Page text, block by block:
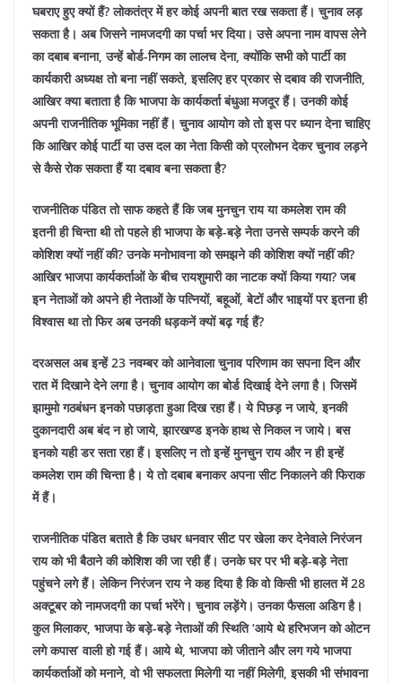
घबराए हुए क्यों हैं? लोकतंत्र में हर कोई अपनी बात रख सकता हैं। चुनाव लड़
सकता है। अब जिसने नामजदगी का पर्चा भर दिया। उसे अपना नाम वापस लेने
का दबाब बनाना, उन्हें बोर्ड-निगम का लालच देना, क्योंकि सभी को पार्टी का
कार्यकारी अध्यक्ष तो बना नहीं सकते, इसलिए हर प्रकार से दबाव की राजनीति,
आखिर क्या बताता है कि भाजपा के कार्यकर्ता बंधुआ मजदूर हैं। उनकी कोई
अपनी राजनीतिक भूमिका नहीं हैं। चुनाव आयोग को तो इस पर ध्यान देना चाहिए
कि आखिर कोई पार्टी या उस दल का नेता किसी को प्रलोभन देकर चुनाव लड़ने
से कैसे रोक सकता हैं या दबाव बना सकता है?
राजनीतिक पंडित तो साफ कहते हैं कि जब मुनचुन राय या कमलेश राम की
इतनी ही चिन्ता थी तो पहले ही भाजपा के बड़े-बड़े नेता उनसे सम्पर्क करने की
कोशिश क्यों नहीं की? उनके मनोभावना को समझने की कोशिश क्यों नहीं की?
आखिर भाजपा कार्यकर्ताओं के बीच रायशुमारी का नाटक क्यों किया गया? जब
इन नेताओं को अपने ही नेताओं के पत्नियों, बहूओं, बेटों और भाइयों पर इतना ही
विश्वास था तो फिर अब उनकी धड़कनें क्यों बढ़ गई हैं?
दरअसल अब इन्हें 23 नवम्बर को आनेवाला चुनाव परिणाम का सपना दिन और
रात में दिखाने देने लगा है। चुनाव आयोग का बोर्ड दिखाई देने लगा है। जिसमें
झामुमो गठबंधन इनको पछाड़ता हुआ दिख रहा हैं। ये पिछड़ न जाये, इनकी
दुकानदारी अब बंद न हो जाये, झारखण्ड इनके हाथ से निकल न जाये। बस
इनको यही डर सता रहा हैं। इसलिए न तो इन्हें मुनचुन राय और न ही इन्हें
कमलेश राम की चिन्ता है। ये तो दबाब बनाकर अपना सीट निकालने की फिराक
में हैं।
राजनीतिक पंडित बताते है कि उधर धनवार सीट पर खेला कर देनेवाले निरंजन
राय को भी बैठाने की कोशिश की जा रही हैं। उनके घर पर भी बड़े-बड़े नेता
पहुंचने लगे हैं। लेकिन निरंजन राय ने कह दिया है कि वो किसी भी हालत में 28
अक्टूबर को नामजदगी का पर्चा भरेंगे। चुनाव लड़ेंगे। उनका फैसला अडिग है।
कुल मिलाकर, भाजपा के बड़े-बड़े नेताओं की स्थिति ‘आये थे हरिभजन को ओटन
लगे कपास’ वाली हो गई हैं। आये थे, भाजपा को जीताने और लग गये भाजपा
कार्यकर्ताओं को मनाने, वो भी सफलता मिलेगी या नहीं मिलेगी, इसकी भी संभावना